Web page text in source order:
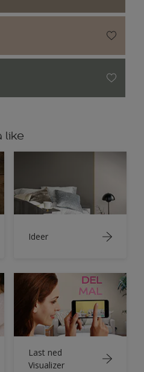
like
Ideer
Last ned
Visualizer